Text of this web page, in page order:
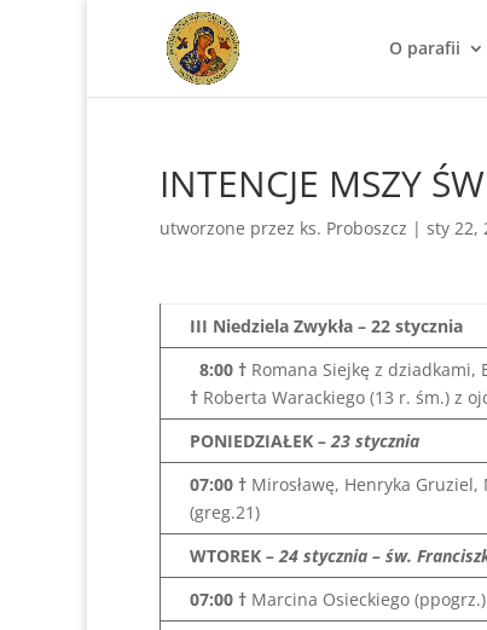
O parafii
INTENCJE MSZY
utworzone przez ks. Proboszcz | sty 22,
III Niedziela Zwykła – 22 stycznia
8:00 † Romana Siejkę z dziadkami,
† Roberta Warackiego (13 r. śm.) z
PONIEDZIAŁEK – 23 stycznia
07:00 † Mirosławę, Henryka
(greg.21)
WTOREK – 24 stycznia – św.
07:00 † Marcina Osieckiego (ppogrz.)